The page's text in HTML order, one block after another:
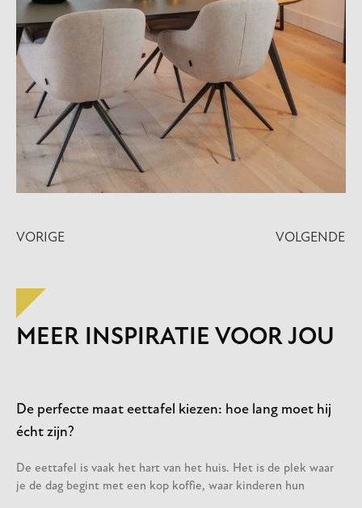
VORIGE VOLGENDE
MEER INSPIRATIE VOOR JOU
De perfecte maat eettafel kiezen: hoe lang moet hij
écht zijn?
De eettafel is vaak het hart van het huis. Het is de plek waar
je de dag begint met een kop koffie, waar kinderen hun